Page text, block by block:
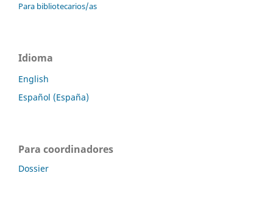
Para bibliotecarios/as
Idioma
English
Español (España)
Para coordinadores
Dossier